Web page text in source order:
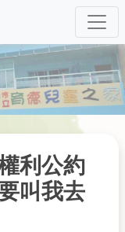
利公約
叫我去